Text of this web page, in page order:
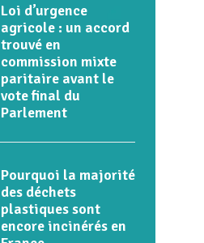
Loi d’urgence
agricole : un accord
trouvé en
commission mixte
paritaire avant le
vote final du
Parlement
Pourquoi la majorité
des déchets
plastiques sont
encore incinérés en